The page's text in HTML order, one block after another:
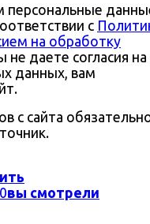
персональные
с
на обработку
не даете согласия на
данных, вам
с сайта
0вы смотрели